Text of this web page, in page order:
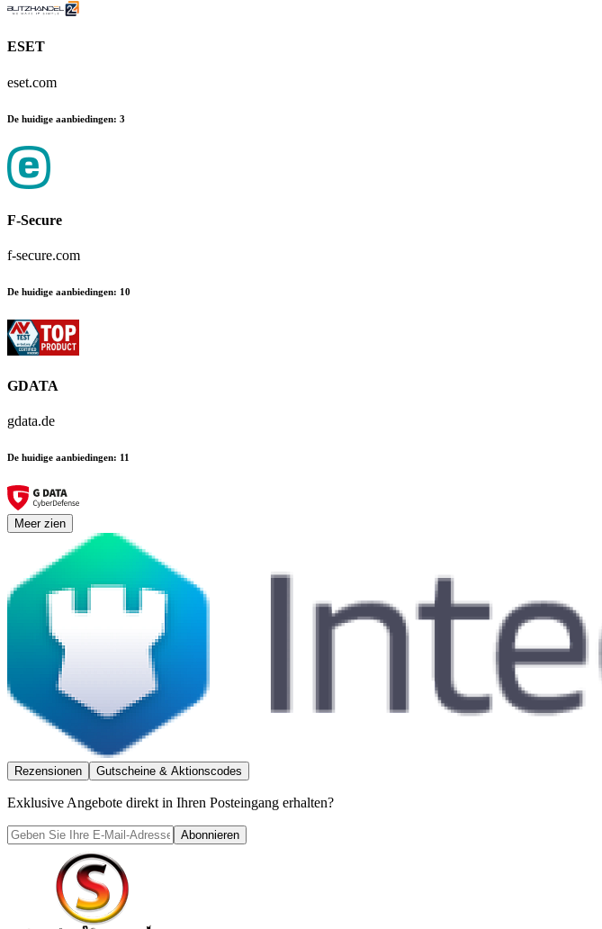
ESET
eset.com
De huidige aanbiedingen: 3
F-Secure
f-secure.com
De huidige aanbiedingen: 10
GDATA
gdata.de
De huidige aanbiedingen: 11
Meer zien
Rezensionen Gutscheine & Aktionscodes
Exklusive Angebote direkt in Ihren Posteingang erhalten?
Abonnieren